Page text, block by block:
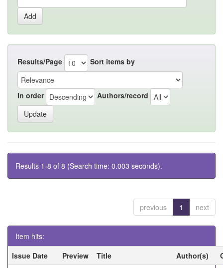
Results/Page Sort items by
In order Authors/record
Results 1-8 of 8 (Search time: 0.003 seconds).
previous 1 next
Item hits:
Issue Date
Preview Title Author(s)